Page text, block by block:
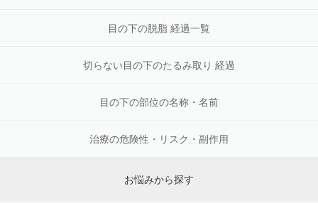
目の下の脱脂 経過一覧
切らない目の下のたるみ取り 経過
目の下の部位の名称・名前
治療の危険性・リスク・副作用
お悩みから探す